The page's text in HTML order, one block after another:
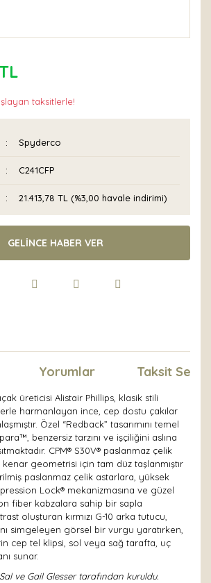
taksitlerle!
Spyderco
C241CFP
21.413,78 TL (%3,00 havale indirimi)
GELİNCE HABER VER
Yorumlar Taksit
üreticisi Alistair Phillips, klasik stili
harmanlayan ince, cep dostu çakılar
Özel “Redback” tasarımını temel
benzersiz tarzını ve işçiliğini aslına
CPM® S30V® paslanmaz çelik
kenar geometrisi için tam düz taşlanmıştır
paslanmaz çelik astarlara, yüksek
Lock® mekanizmasına ve güzel
fiber kabzalara sahip bir sapla
oluşturan kırmızı G-10 arka tutucu,
simgeleyen görsel bir vurgu yaratırken,
cep tel klipsi, sol veya sağ tarafta, uç
sunar.
ve Gail Glesser tarafından kuruldu.